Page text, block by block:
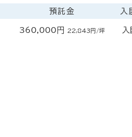
預託金 入
360,000円 22,843円/坪